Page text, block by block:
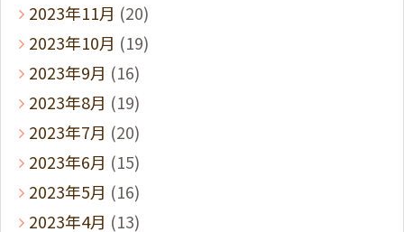
2023年11月 (20)
2023年10月 (19)
2023年9月 (16)
2023年8月 (19)
2023年7月 (20)
2023年6月 (15)
2023年5月 (16)
2023年4月 (13)